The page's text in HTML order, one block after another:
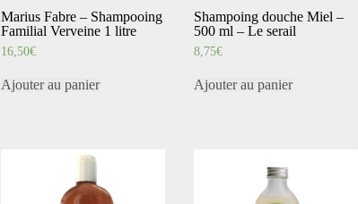
Marius Fabre – Shampooing
Familial Verveine 1 litre
16,50€
Ajouter au panier
Shampoing douche Miel –
500 ml – Le serail
8,75€
Ajouter au panier